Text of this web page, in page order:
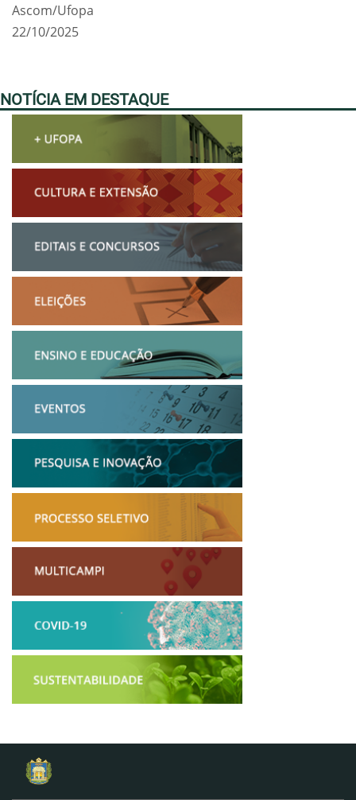
Ascom/Ufopa
22/10/2025
NOTÍCIA EM DESTAQUE